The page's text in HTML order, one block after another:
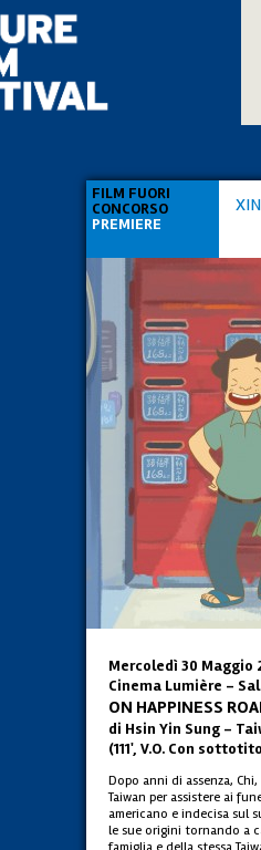
FILM FUORI
CONCORSO
PREMIERE
Mercoledì 30 Maggio
Cinema Lumière -
ON HAPPINESS
di Hsin Yin Sung –
(111', V.O. Con
Dopo anni di assenza,
Taiwan per assistere ai
americano e indecisa sul
le sue origini tornando a